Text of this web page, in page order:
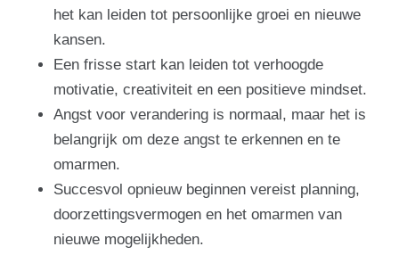
het kan leiden tot persoonlijke groei en nieuwe
kansen.
Een frisse start kan leiden tot verhoogde
motivatie, creativiteit en een positieve mindset.
Angst voor verandering is normaal, maar het is
belangrijk om deze angst te erkennen en te
omarmen.
Succesvol opnieuw beginnen vereist planning,
doorzettingsvermogen en het omarmen van
nieuwe mogelijkheden.